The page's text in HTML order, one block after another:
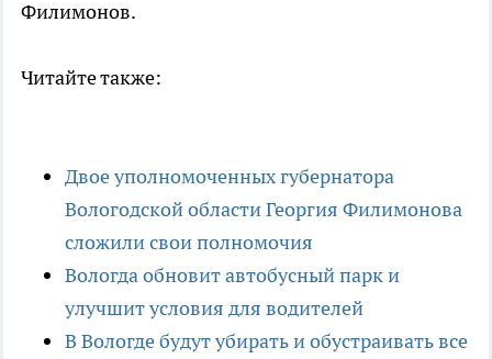
Филимонов.
Читайте также:
Двое уполномоченных губернатора
Вологодской области Георгия Филимонова
сложили свои полномочия
Вологда обновит автобусный парк и
улучшит условия для водителей
В Вологде будут убирать и обустраивать все